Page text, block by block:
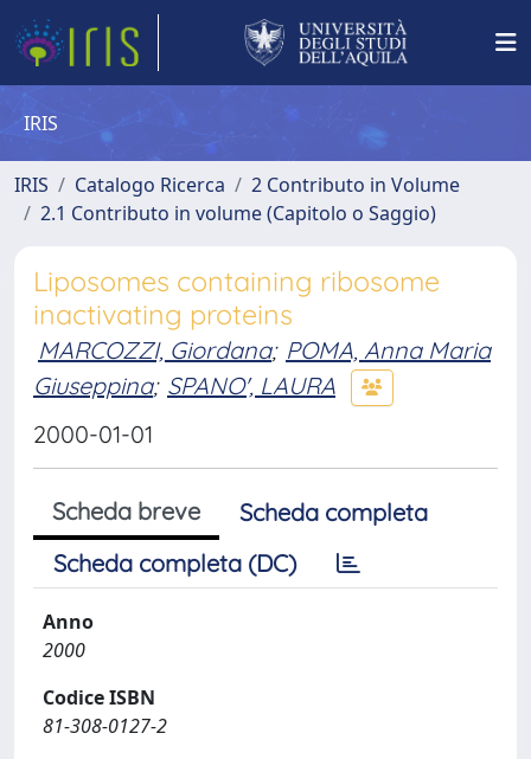
IRIS
IRIS Catalogo Ricerca
2 Contributo in Volume
2.1 Contributo in volume (Capitolo o Saggio)
Liposomes containing ribosome
inactivating proteins
MARCOZZI, Giordana; POMA, Anna Maria
Giuseppina; SPANO', LAURA
2000-01-01
Scheda breve
Scheda completa
Scheda completa (DC)
Anno
2000
Codice ISBN
81-308-0127-2